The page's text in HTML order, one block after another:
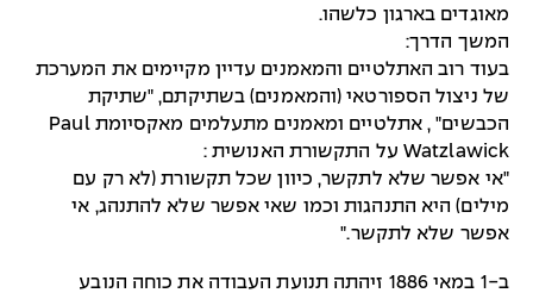
מאוגדים בארגון כלשהו.
המשך הדרך:
בעוד רוב האתלטיים והמאמנים עדיין מקיימים את המערכת
של ניצול הספורטאי (והמאמנים) בשתיקתם, "שתיקת
הכבשים" , אתלטיים ומאמנים מתעלמים מאקסיומת Paul
Watzlawick על התקשורת האנושית :
"אי אפשר שלא לתקשר, כיוון שכל תקשורת (לא רק עם
מילים) היא התנהגות וכמו שאי אפשר שלא להתנהג, אי
אפשר שלא לתקשר."
ב-1 במאי 1886 זיהתה תנועת העבודה את כוחה הנובע